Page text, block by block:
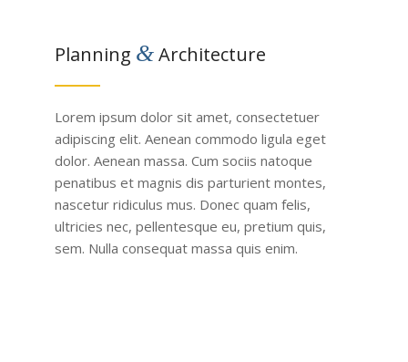
Planning &Architecture
Lorem ipsum dolor sit amet, consectetuer
adipiscing elit. Aenean commodo ligula eget
dolor. Aenean massa. Cum sociis natoque
penatibus et magnis dis parturient montes,
nascetur ridiculus mus. Donec quam felis,
ultricies nec, pellentesque eu, pretium quis,
sem. Nulla consequat massa quis enim.